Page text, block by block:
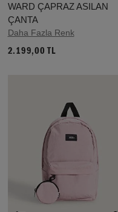
WARD ÇAPRAZ ASILAN
ÇANTA
Daha Fazla Renk
2.199,00 TL